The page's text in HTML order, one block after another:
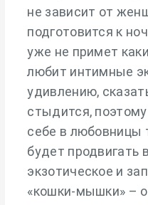
не зависит от
подготовится к
уже не примет
любит интимные
удивлению,
стыдится,
себе в любовницы
будет продвигать
экзотическое и
«кошки-мышки» –